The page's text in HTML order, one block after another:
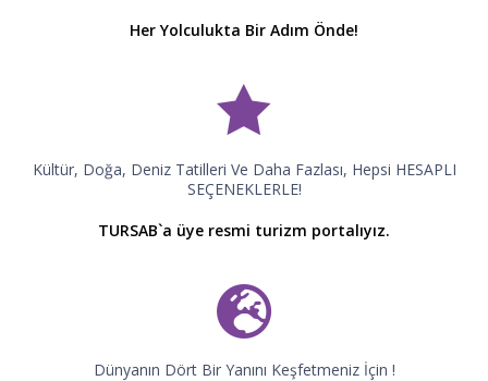
Her Yolculukta Bir Adım Önde!
Kültür, Doğa, Deniz Tatilleri Ve Daha Fazlası, Hepsi HESAPLI
SEÇENEKLERLE!
TURSAB`a üye resmi turizm portalıyız.
Dünyanın Dört Bir Yanını Keşfetmeniz İçin !